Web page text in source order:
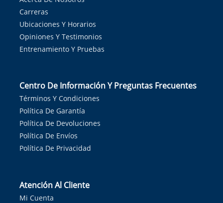
Carreras
Ubicaciones Y Horarios
Opiniones Y Testimonios
Entrenamiento Y Pruebas
Centro De Información Y Preguntas Frecuentes
Términos Y Condiciones
Política De Garantía
Política De Devoluciones
Política De Envíos
Política De Privacidad
Atención Al Cliente
Mi Cuenta